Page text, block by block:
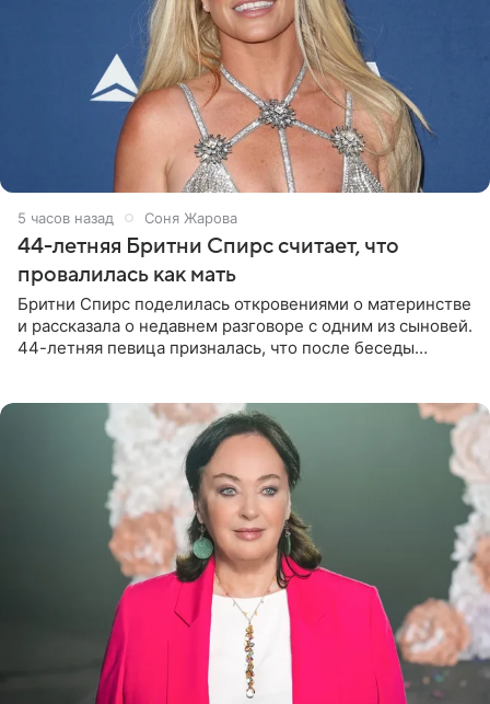
5 часов назад Соня Жарова
44-летняя Бритни Спирс считает, что
провалилась как мать
Бритни Спирс поделилась откровениями о материнстве
и рассказала о недавнем разговоре с одним из сыновей.
44-летняя певица призналась, что после беседы